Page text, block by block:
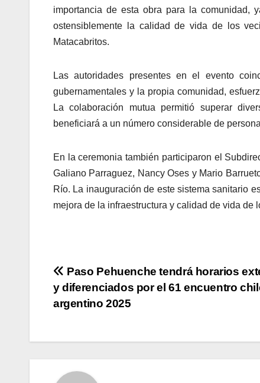
importancia de esta obra para la comunidad,
ostensiblemente la calidad de vida de los
Matacabritos.
Las autoridades presentes en el evento
gubernamentales y la propia comunidad,
La colaboración mutua permitió superar
beneficiará a un número considerable de
En la ceremonia también participaron el
Galiano Parraguez, Nancy Oses y Mario
Río. La inauguración de este sistema sanitario
mejora de la infraestructura y calidad de vida de
Navegación
de
Paso Pehuenche tendrá horarios
y diferenciados por el 61 encuentro
argentino 2025